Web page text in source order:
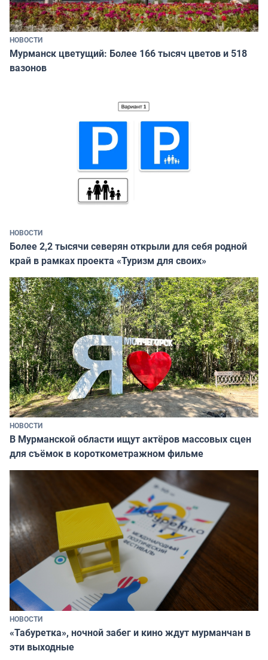
НОВОСТИ
Мурманск цветущий: Более 166 тысяч цветов и 518
вазонов
НОВОСТИ
Более 2,2 тысячи северян открыли для себя родной
край в рамках проекта «Туризм для своих»
НОВОСТИ
В Мурманской области ищут актёров массовых сцен
для съёмок в короткометражном фильме
НОВОСТИ
«Табуретка», ночной забег и кино ждут мурманчан в
эти выходные